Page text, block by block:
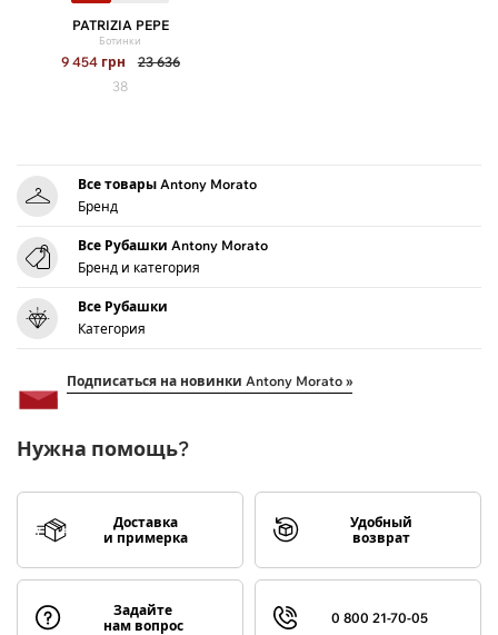
PATRIZIA PEPE
Ботинки
9 454 грн
23 636
38
Все товары Antony Morato
Бренд
Все Рубашки Antony Morato
Бренд и категория
Все Рубашки
Категория
Подписаться на новинки Antony Morato »
Нужна помощь?
Доставка
и примерка
Удобный
возврат
Задайте
нам вопрос
0 800 21-70-05